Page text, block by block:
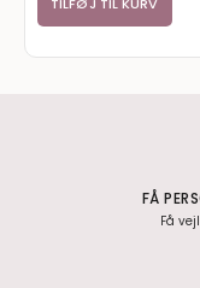
FÅ
Få